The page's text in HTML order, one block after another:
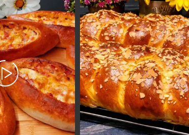
& μεζεδες
και
και Επιδόρπιο
Χυμοί
Θαλασσινά
και Αλοιφές
Εποχιακές Συνταγές
Χριστουγεννιάτικες
Συνταγές
Πασχαλινές Συνταγές
Νηστίσιμες Συνταγές
Συνταγές για Αγίου
Βαλεντίνου
Συνταγές για Αγίου
Βαλεντίνου